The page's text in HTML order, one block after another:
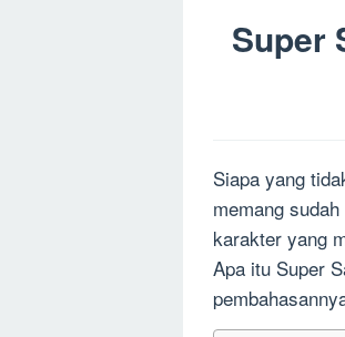
Super
Siapa yang
memang
karakter yang
Apa itu Super